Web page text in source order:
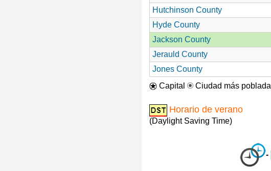
Hutchinson County
Hyde County
Jackson County
Jerauld County
Jones County
Capital
Ciudad más poblada
Horario de verano
(Daylight Saving Time)
-